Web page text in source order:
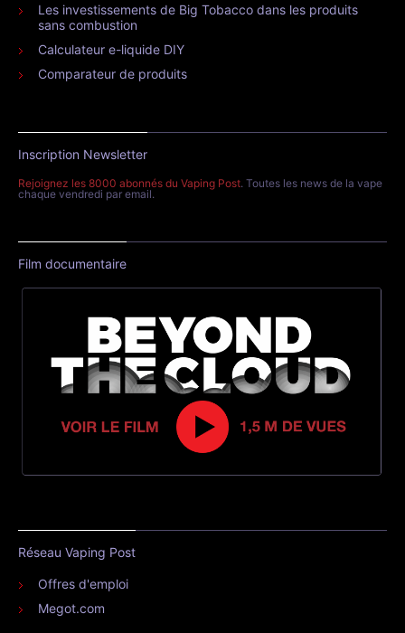
Les investissements de Big Tobacco dans les produits
sans combustion
Calculateur e-liquide DIY
Comparateur de produits
Inscription Newsletter
Rejoignez les 8000 abonnés du Vaping Post. Toutes les news de la vape
chaque vendredi par email.
Film documentaire
Réseau Vaping Post
Offres d'emploi
Megot.com